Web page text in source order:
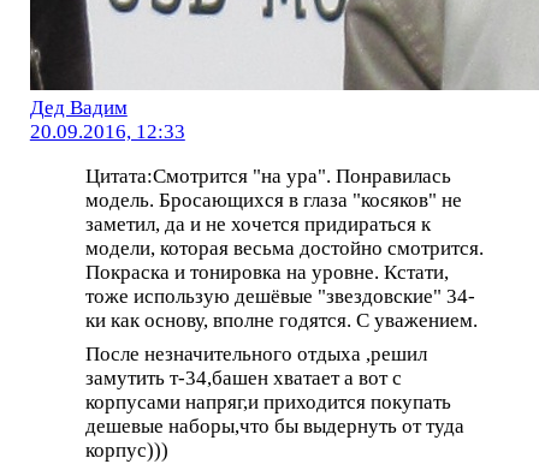
Дед Вадим
20.09.2016, 12:33
Цитата:Смотрится "на ура". Понравилась
модель. Бросающихся в глаза "косяков" не
заметил, да и не хочется придираться к
модели, которая весьма достойно смотрится.
Покраска и тонировка на уровне. Кстати,
тоже использую дешёвые "звездовские" 34-
ки как основу, вполне годятся. С уважением.
После незначительного отдыха ,решил
замутить т-34,башен хватает а вот с
корпусами напряг,и приходится покупать
дешевые наборы,что бы выдернуть от туда
корпус)))